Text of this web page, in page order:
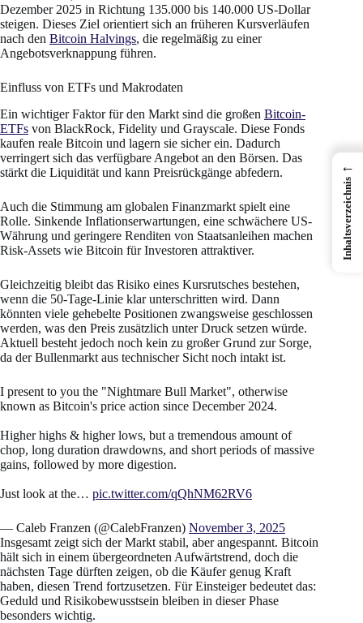
Dezember 2025 in Richtung 135.000 bis 140.000 US-Dollar
steigen. Dieses Ziel orientiert sich an früheren Kursverläufen
nach den Bitcoin Halvings, die regelmäßig zu einer
Angebotsverknappung führen.
Einfluss von ETFs und Makrodaten
Ein wichtiger Faktor für den Markt sind die großen Bitcoin-
ETFs von BlackRock, Fidelity und Grayscale. Diese Fonds
kaufen reale Bitcoin und lagern sie sicher ein. Dadurch
verringert sich das verfügbare Angebot an den Börsen. Das
stärkt die Liquidität und kann Preisrückgänge abfedern.
Auch die Stimmung am globalen Finanzmarkt spielt eine
Rolle. Sinkende Inflationserwartungen, eine schwächere US-
Währung und geringere Renditen von Staatsanleihen machen
Risk-Assets wie Bitcoin für Investoren attraktiver.
Gleichzeitig bleibt das Risiko eines Kursrutsches bestehen,
wenn die 50-Tage-Linie klar unterschritten wird. Dann
könnten viele gehebelte Positionen zwangsweise geschlossen
werden, was den Preis zusätzlich unter Druck setzen würde.
Aktuell besteht jedoch noch kein zu großer Grund zur Sorge,
da der Bullenmarkt aus technischer Sicht noch intakt ist.
I present to you the "Nightmare Bull Market", otherwise
known as Bitcoin's price action since December 2024.
Higher highs & higher lows, but a tremendous amount of
chop, long duration drawdowns, and short periods of massive
gains, followed by more digestion.
Just look at the… pic.twitter.com/qQhNM62RV6
— Caleb Franzen (@CalebFranzen) November 3, 2025
Insgesamt zeigt sich der Markt stabil, aber angespannt. Bitcoin
hält sich in einem übergeordneten Aufwärtstrend, doch die
nächsten Tage dürften zeigen, ob die Käufer genug Kraft
haben, diesen Trend fortzusetzen. Für Einsteiger bedeutet das:
Geduld und Risikobewusstsein bleiben in dieser Phase
besonders wichtig.
←
Inhaltsverzeichnis